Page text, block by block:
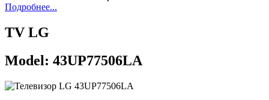
Подробнее...
TV LG
Model: 43UP77506LA